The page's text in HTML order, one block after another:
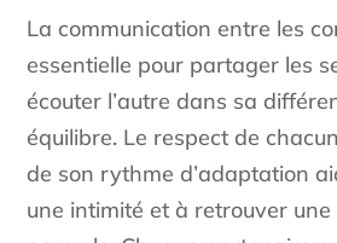
La communication entre les
essentielle pour partager les
écouter l’autre dans sa
équilibre. Le respect de
de son rythme d’adaptation
une intimité et à retrouver une